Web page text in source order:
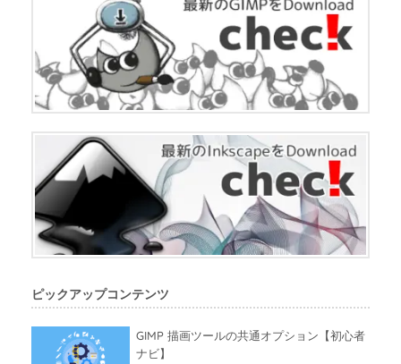
ピックアップコンテンツ
GIMP 描画ツールの共通オプション【初心者
ナビ】